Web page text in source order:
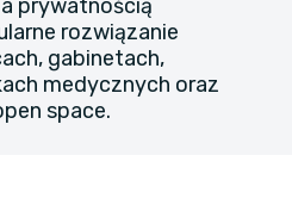
prywatnością
rozwiązanie
gabinetach,
medycznych oraz
space.